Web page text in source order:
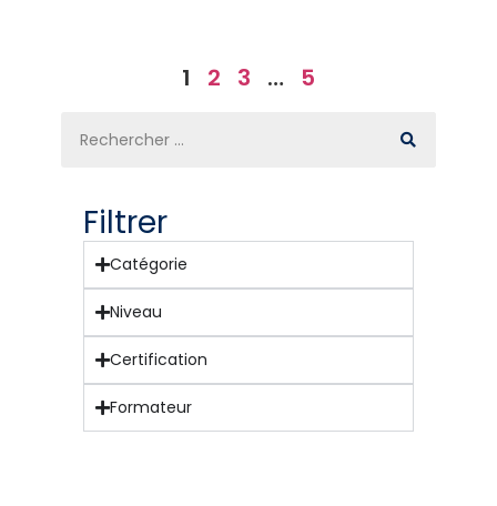
1 2 3 … 5
Filtrer
Catégorie
Niveau
Certification
Formateur